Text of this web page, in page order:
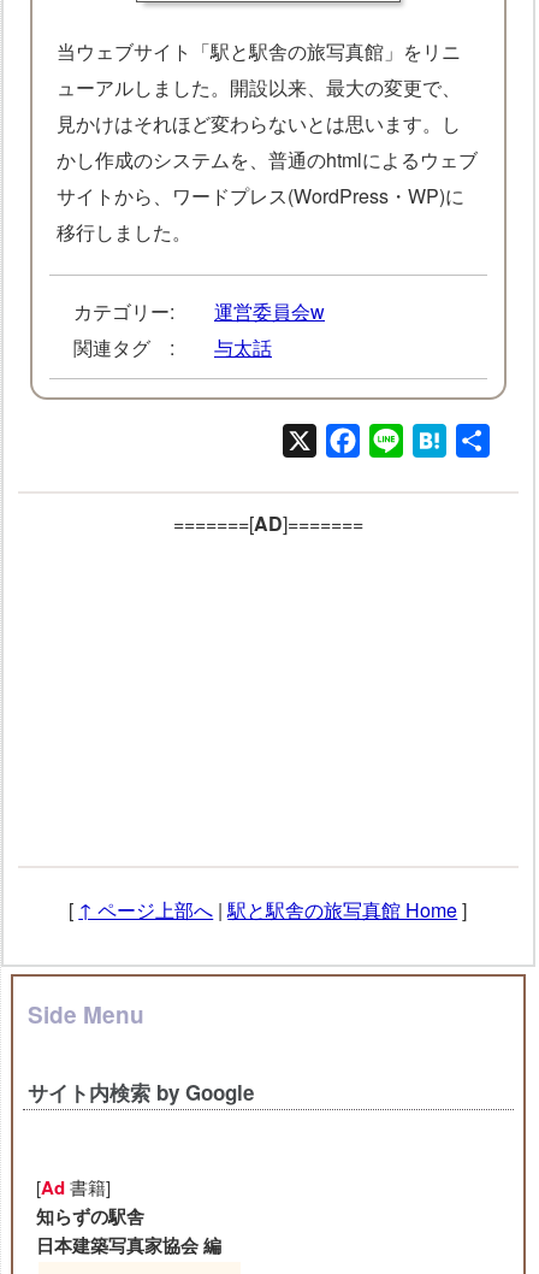
当ウェブサイト「駅と駅舎の旅写真館」をリニ
ューアルしました。開設以来、最大の変更で、
見かけはそれほど変わらないとは思います。し
かし作成のシステムを、普通のhtmlによるウェブ
サイトから、ワードプレス(WordPress・WP)に
移行しました。
カテゴリー:
運営委員会w
関連タグ :
与太話
Facebook
Line Hatena
=======[AD]=======
[ ↑ ページ上部へ |駅と駅舎の旅写真館 Home]
Side Menu
サイト内検索 by Google
[Ad書籍]
知らずの駅舎
日本建築写真家協会 編